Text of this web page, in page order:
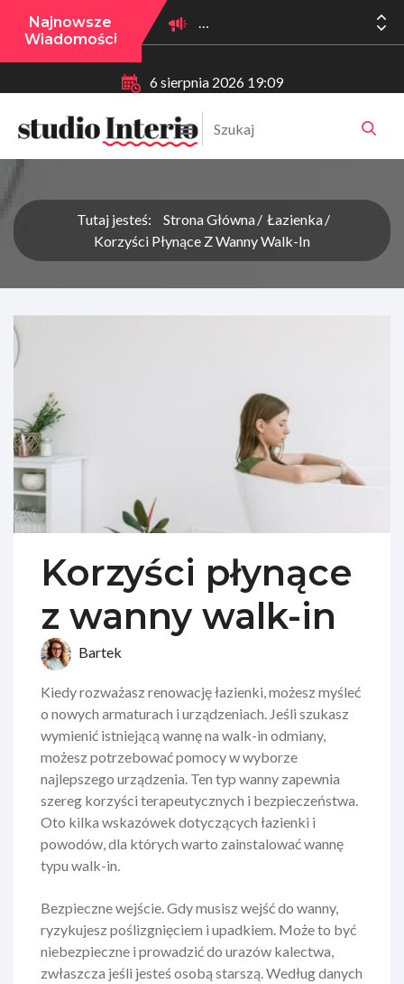
Najnowsze
Wiadomości
6 sierpnia 2026 19:09
Tutaj jesteś: Strona Główna
Łazienka
Korzyści Płynące Z Wanny Walk-In
Korzyści płynące
z wanny walk-in
Bartek
Kiedy rozważasz renowację łazienki, możesz myśleć
o nowych armaturach i urządzeniach. Jeśli szukasz
wymienić istniejącą wannę na walk-in odmiany,
możesz potrzebować pomocy w wyborze
najlepszego urządzenia. Ten typ wanny zapewnia
szereg korzyści terapeutycznych i bezpieczeństwa.
Oto kilka wskazówek dotyczących łazienki i
powodów, dla których warto zainstalować wannę
typu walk-in.
Bezpieczne wejście. Gdy musisz wejść do wanny,
ryzykujesz poślizgnięciem i upadkiem. Może to być
niebezpieczne i prowadzić do urazów kalectwa,
zwłaszcza jeśli jesteś osobą starszą. Według danych